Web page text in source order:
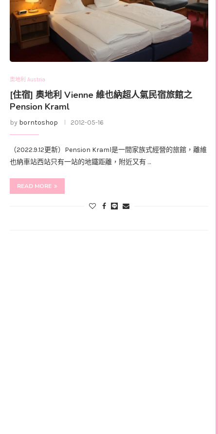
奧地利 Austria
[住宿] 奧地利 Vienne 維也納超人氣民宿旅館之
Pension Kraml
by borntoshop 2012-05-16
（2022.9.12更新）Pension Kraml是一間家族式經營的旅館，離維
也納車站西站只有一站的地鐵距離，附近又有 …
READ MORE